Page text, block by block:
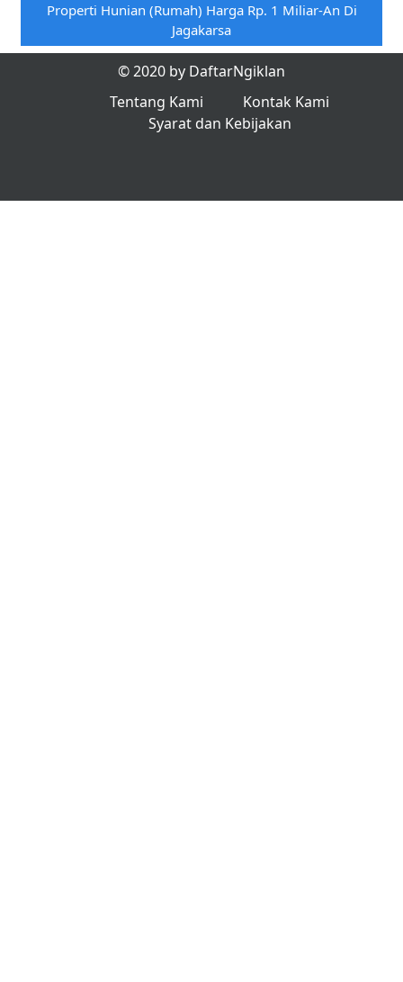
Properti Hunian (rumah) Harga Rp. 1 Miliar-An Di
Jagakarsa
© 2020 by DaftarNgiklan
Tentang Kami
Kontak Kami
Syarat dan Kebijakan